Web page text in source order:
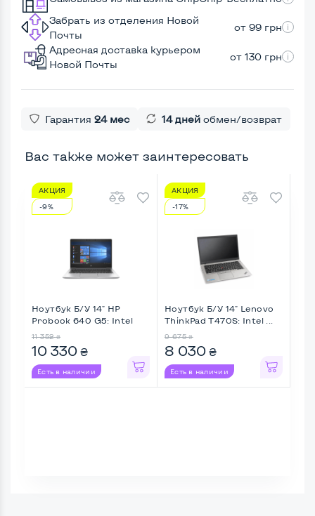
Забрать из отделения Новой
Почты
от 99 грн
Адресная доставка курьером
Новой Почты
от 130 грн
Гарантия 24 мес 14 дней обмен/возврат
Вас также может заинтересовать
АКЦИЯ
-9%
Ноутбук Б/У 14" HP
Probook 640 G5: Intel
11 352 ₴
10 330 ₴
Есть в наличии
АКЦИЯ
-17%
Ноутбук Б/У 14" Lenovo
ThinkPad T470S: Intel ...
9 675 ₴
8 030 ₴
Есть в наличии